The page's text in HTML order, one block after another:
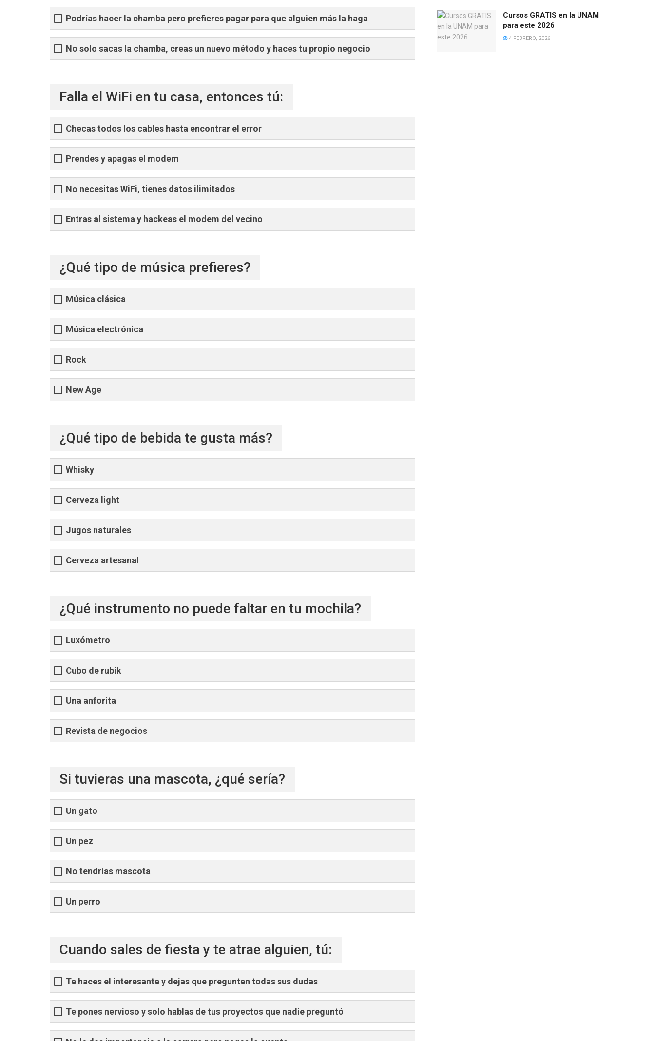
Podrías hacer la chamba pero prefieres pagar para que alguien más la haga
No solo sacas la chamba, creas un nuevo método y haces tu propio negocio
Falla el WiFi en tu casa, entonces tú:
Checas todos los cables hasta encontrar el error
Prendes y apagas el modem
No necesitas WiFi, tienes datos ilimitados
Entras al sistema y hackeas el modem del vecino
¿Qué tipo de música prefieres?
Música clásica
Música electrónica
Rock
New Age
¿Qué tipo de bebida te gusta más?
Whisky
Cerveza light
Jugos naturales
Cerveza artesanal
¿Qué instrumento no puede faltar en tu mochila?
Luxómetro
Cubo de rubik
Una anforita
Revista de negocios
Si tuvieras una mascota, ¿qué sería?
Un gato
Un pez
No tendrías mascota
Un perro
Cuando sales de fiesta y te atrae alguien, tú:
Te haces el interesante y dejas que pregunten todas sus dudas
Te pones nervioso y solo hablas de tus proyectos que nadie preguntó
Cursos GRATIS en la UNAM
para este 2026
4 FEBRERO, 2026